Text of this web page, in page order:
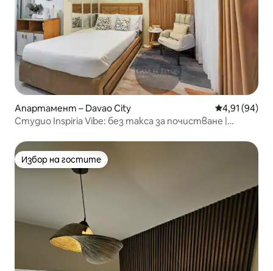
Апартамент – Davao City Средна
4,91 (94)
Студио Inspiria Vibe: без такса за почистване |
Избор на гостите
Избор на гостите